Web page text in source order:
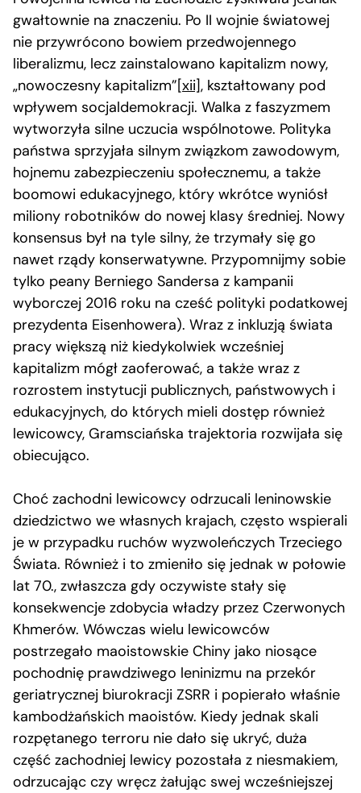
gwałtownie na znaczeniu. Po II wojnie światowej
nie przywrócono bowiem przedwojennego
liberalizmu, lecz zainstalowano kapitalizm nowy,
„nowoczesny kapitalizm”[xii], kształtowany pod
wpływem socjaldemokracji. Walka z faszyzmem
wytworzyła silne uczucia wspólnotowe. Polityka
państwa sprzyjała silnym związkom zawodowym,
hojnemu zabezpieczeniu społecznemu, a także
boomowi edukacyjnego, który wkrótce wyniósł
miliony robotników do nowej klasy średniej. Nowy
konsensus był na tyle silny, że trzymały się go
nawet rządy konserwatywne. Przypomnijmy sobie
tylko peany Berniego Sandersa z kampanii
wyborczej 2016 roku na cześć polityki podatkowej
prezydenta Eisenhowera). Wraz z inkluzją świata
pracy większą niż kiedykolwiek wcześniej
kapitalizm mógł zaoferować, a także wraz z
rozrostem instytucji publicznych, państwowych i
edukacyjnych, do których mieli dostęp również
lewicowcy, Gramsciańska trajektoria rozwijała się
obiecująco.
Choć zachodni lewicowcy odrzucali leninowskie
dziedzictwo we własnych krajach, często wspierali
je w przypadku ruchów wyzwoleńczych Trzeciego
Świata. Również i to zmieniło się jednak w połowie
lat 70., zwłaszcza gdy oczywiste stały się
konsekwencje zdobycia władzy przez Czerwonych
Khmerów. Wówczas wielu lewicowców
postrzegało maoistowskie Chiny jako niosące
pochodnię prawdziwego leninizmu na przekór
geriatrycznej biurokracji ZSRR i popierało właśnie
kambodżańskich maoistów. Kiedy jednak skali
rozpętanego terroru nie dało się ukryć, duża
część zachodniej lewicy pozostała z niesmakiem,
odrzucając czy wręcz żałując swej wcześniejszej